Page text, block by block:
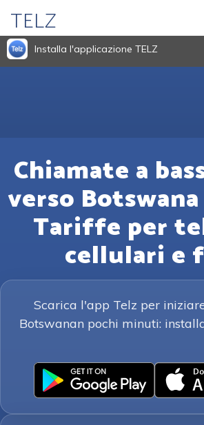
TELZ
Installa l'applicazione TELZ
Chiamate a
verso
Tariffe per
cellulari e
Scarica l'app Telz per
Botswanan pochi minuti: